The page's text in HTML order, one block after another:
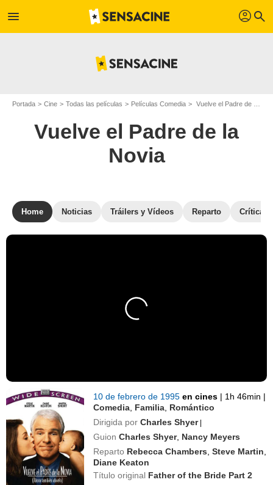
menu profil search
Portada Cine Todas las películas Películas Comedia Vuelve el Padre de la Novia
Vuelve el Padre de la
Novia
Home Noticias Tráilers y Vídeos Reparto Críticas
10 de febrero de 1995en cines | 1h 46min |
Comedia Familia Romántico
Dirigida por Charles Shyer |
Guion Charles Shyer, Nancy Meyers
Reparto Rebecca Chambers ,Steve Martin
Diane Keaton
Título original Father of the Bride Part 2